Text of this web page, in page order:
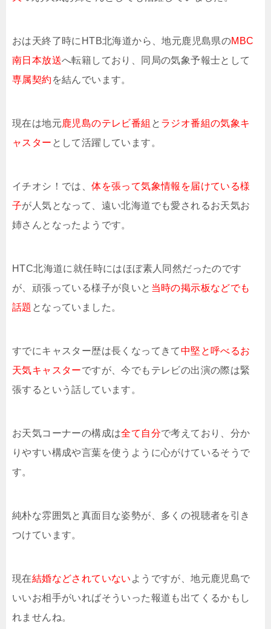
おは天終了時にHTB北海道から、地元鹿児島県のMBC
南日本放送へ転籍しており、同局の気象予報士として
専属契約 を結んでいます。
現在は地元鹿児島のテレビ番組 と ラジオ番組の気象キ
ャスター として活躍しています。
イチオシ！では、体を張って気象情報を届けている様
子が人気となって、遠い北海道でも愛されるお天気お
姉さんとなったようです。
HTC北海道に就任時にはほぼ素人同然だったのです
が、頑張っている様子が良いと 当時の掲示板などでも
話題 となっていました。
すでにキャスター歴は長くなってきて中堅と呼べるお
天気キャスターですが、今でもテレビの出演の際は緊
張するという話しています。
お天気コーナーの構成は全て自分で考えており、分か
りやすい構成や言葉を使うように心がけているそうで
す。
純朴な雰囲気と真面目な姿勢が、多くの視聴者を引き
つけています。
現在結婚などされていない ようですが、地元鹿児島で
いいお相手がいればそういった報道も出てくるかもし
れませんね。